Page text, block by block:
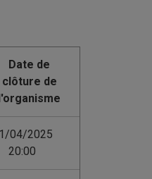
Date de
clôture de
04/2025
20:00